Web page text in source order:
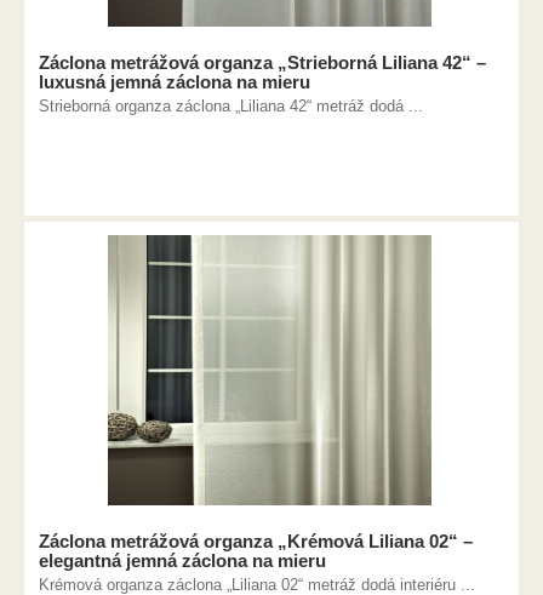
Záclona metrážová organza „Strieborná Liliana 42“ –
luxusná jemná záclona na mieru
Strieborná organza záclona „Liliana 42“ metráž dodá ...
Záclona metrážová organza „Krémová Liliana 02“ –
elegantná jemná záclona na mieru
Krémová organza záclona „Liliana 02“ metráž dodá interiéru ...